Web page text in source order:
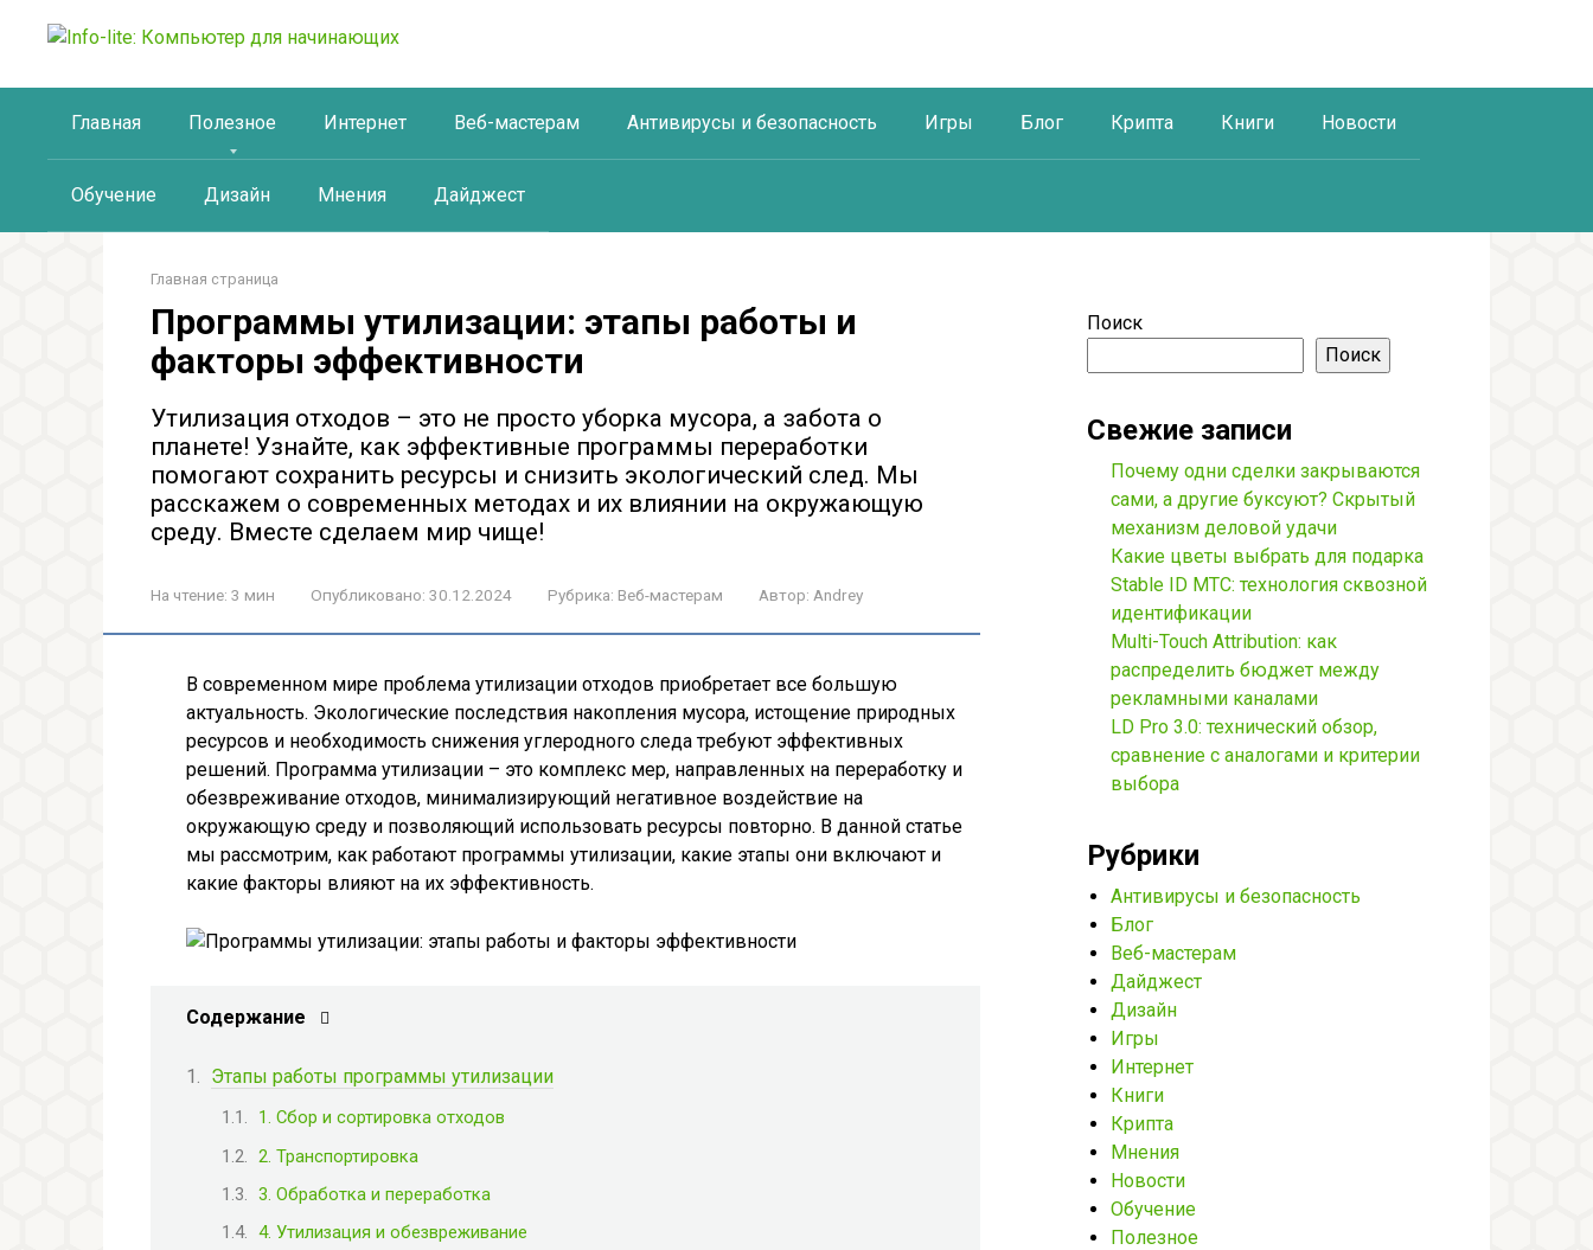
Главная Полезное Интернет Веб-мастерам Антивирусы и безопасность Игры Блог Крипта Книги Новости
Обучение Дизайн Мнения Дайджест
Главная страница
Программы утилизации: этапы работы и
факторы эффективности
Утилизация отходов – это не просто уборка мусора, а забота о
планете! Узнайте, как эффективные программы переработки
помогают сохранить ресурсы и снизить экологический след. Мы
расскажем о современных методах и их влиянии на окружающую
среду. Вместе сделаем мир чище!
На чтение: 3 мин Опубликовано: 30.12.2024 Рубрика: Веб-мастерам Автор: Andrey
В современном мире проблема утилизации отходов приобретает все большую
актуальность. Экологические последствия накопления мусора, истощение природных
ресурсов и необходимость снижения углеродного следа требуют эффективных
решений. Программа утилизации – это комплекс мер, направленных на переработку и
обезвреживание отходов, минимализирующий негативное воздействие на
окружающую среду и позволяющий использовать ресурсы повторно. В данной статье
мы рассмотрим, как работают программы утилизации, какие этапы они включают и
какие факторы влияют на их эффективность.
Содержание
Этапы работы программы утилизации
1. Сбор и сортировка отходов
2. Транспортировка
3. Обработка и переработка
4. Утилизация и обезвреживание
Поиск
Поиск
Свежие записи
Почему одни сделки закрываются
сами, а другие буксуют? Скрытый
механизм деловой удачи
Какие цветы выбрать для подарка
Stable ID МТС: технология сквозной
идентификации
Multi-Touch Attribution: как
распределить бюджет между
рекламными каналами
LD Pro 3.0: технический обзор,
сравнение с аналогами и критерии
выбора
Рубрики
Антивирусы и безопасность
Блог
Веб-мастерам
Дайджест
Дизайн
Игры
Интернет
Книги
Крипта
Мнения
Новости
Обучение
Полезное